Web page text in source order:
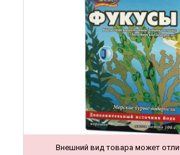
Внешний вид товара может